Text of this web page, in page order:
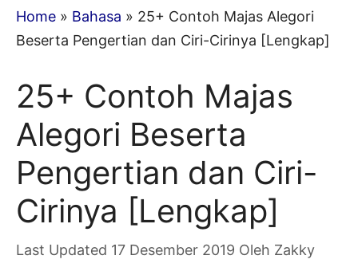
Home » Bahasa » 25+ Contoh Majas Alegori
Beserta Pengertian dan Ciri-Cirinya [Lengkap]
25+ Contoh Majas
Alegori Beserta
Pengertian dan Ciri-
Cirinya [Lengkap]
17 Desember 2019 Oleh Zakky